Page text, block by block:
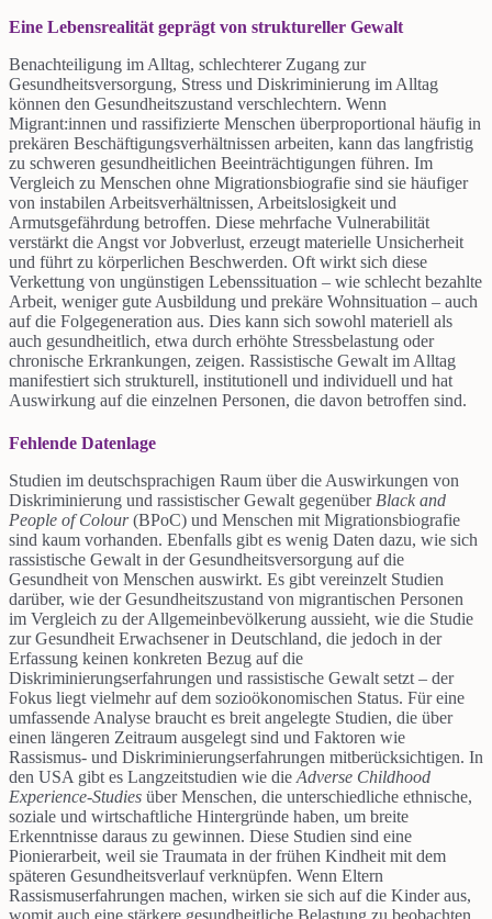
Eine Lebensrealität geprägt von struktureller Gewalt
Benachteiligung im Alltag, schlechterer Zugang zur
Gesundheitsversorgung, Stress und Diskriminierung im Alltag
können den Gesundheitszustand verschlechtern. Wenn
Migrant:innen und rassifizierte Menschen überproportional häufig in
prekären Beschäftigungsverhältnissen arbeiten, kann das langfristig
zu schweren gesundheitlichen Beeinträchtigungen führen. Im
Vergleich zu Menschen ohne Migrationsbiografie sind sie häufiger
von instabilen Arbeitsverhältnissen, Arbeitslosigkeit und
Armutsgefährdung betroffen. Diese mehrfache Vulnerabilität
verstärkt die Angst vor Jobverlust, erzeugt materielle Unsicherheit
und führt zu körperlichen Beschwerden. Oft wirkt sich diese
Verkettung von ungünstigen Lebenssituation – wie schlecht bezahlte
Arbeit, weniger gute Ausbildung und prekäre Wohnsituation – auch
auf die Folgegeneration aus. Dies kann sich sowohl materiell als
auch gesundheitlich, etwa durch erhöhte Stressbelastung oder
chronische Erkrankungen, zeigen. Rassistische Gewalt im Alltag
manifestiert sich strukturell, institutionell und individuell und hat
Auswirkung auf die einzelnen Personen, die davon betroffen sind.
Fehlende Datenlage
Studien im deutschsprachigen Raum über die Auswirkungen von
Diskriminierung und rassistischer Gewalt gegenüber Black and
People of Colour(BPoC) und Menschen mit Migrationsbiografie
sind kaum vorhanden. Ebenfalls gibt es wenig Daten dazu, wie sich
rassistische Gewalt in der Gesundheitsversorgung auf die
Gesundheit von Menschen auswirkt. Es gibt vereinzelt Studien
darüber, wie der Gesundheitszustand von migrantischen Personen
im Vergleich zu der Allgemeinbevölkerung aussieht, wie die Studie
zur Gesundheit Erwachsener in Deutschland, die jedoch in der
Erfassung keinen konkreten Bezug auf die
Diskriminierungserfahrungen und rassistische Gewalt setzt – der
Fokus liegt vielmehr auf dem sozioökonomischen Status. Für eine
umfassende Analyse braucht es breit angelegte Studien, die über
einen längeren Zeitraum ausgelegt sind und Faktoren wie
Rassismus- und Diskriminierungserfahrungen mitberücksichtigen. In
den USA gibt es Langzeitstudien wie die Adverse Childhood
Experience-Studies über Menschen, die unterschiedliche ethnische,
soziale und wirtschaftliche Hintergründe haben, um breite
Erkenntnisse daraus zu gewinnen. Diese Studien sind eine
Pionierarbeit, weil sie Traumata in der frühen Kindheit mit dem
späteren Gesundheitsverlauf verknüpfen. Wenn Eltern
Rassismuserfahrungen machen, wirken sie sich auf die Kinder aus,
womit auch eine stärkere gesundheitliche Belastung zu beobachten